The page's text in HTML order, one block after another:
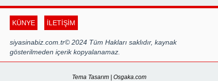
KÜNYE İLETİŞİM
siyasinabiz.com.tr© 2024 Tüm Hakları saklıdır, kaynak
gösterilmeden içerik kopyalanamaz.
Tema Tasarım | Osgaka.com